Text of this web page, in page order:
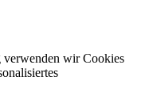
wir Cookies